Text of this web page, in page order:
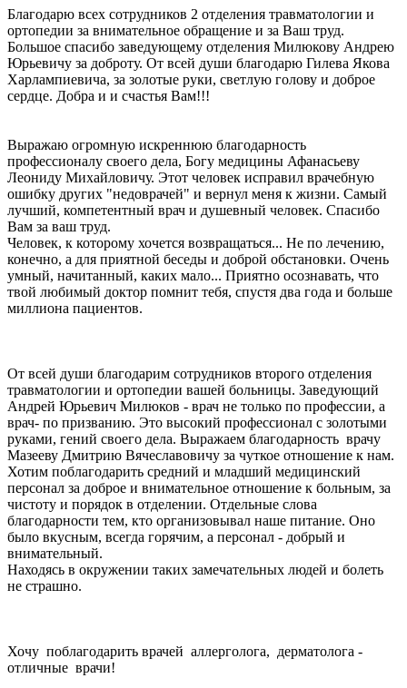
Благодарю всех сотрудников 2 отделения травматологии и
ортопедии за внимательное обращение и за Ваш труд.
Большое спасибо заведующему отделения Милюкову Андрею
Юрьевичу за доброту. От всей души благодарю Гилева Якова
Харлампиевича, за золотые руки, светлую голову и доброе
сердце. Добра и и счастья Вам!!!
Выражаю огромную искреннюю благодарность
профессионалу своего дела, Богу медицины Афанасьеву
Леониду Михайловичу. Этот человек исправил врачебную
ошибку других "недоврачей" и вернул меня к жизни. Самый
лучший, компетентный врач и душевный человек. Спасибо
Вам за ваш труд.
Человек, к которому хочется возвращаться... Не по лечению,
конечно, а для приятной беседы и доброй обстановки. Очень
умный, начитанный, каких мало... Приятно осознавать, что
твой любимый доктор помнит тебя, спустя два года и больше
миллиона пациентов.
От всей души благодарим сотрудников второго отделения
травматологии и ортопедии вашей больницы. Заведующий
Андрей Юрьевич Милюков - врач не только по профессии, а
врач- по призванию. Это высокий профессионал с золотыми
руками, гений своего дела. Выражаем благодарность врачу
Мазееву Дмитрию Вячеславовичу за чуткое отношение к нам.
Хотим поблагодарить средний и младший медицинский
персонал за доброе и внимательное отношение к больным, за
чистоту и порядок в отделении. Отдельные слова
благодарности тем, кто организовывал наше питание. Оно
было вкусным, всегда горячим, а персонал - добрый и
внимательный.
Находясь в окружении таких замечательных людей и болеть
не страшно.
Хочу поблагодарить врачей аллерголога, дерматолога -
отличные врачи!